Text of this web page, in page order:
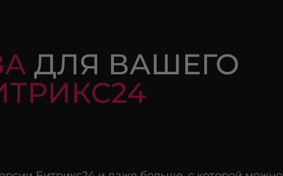
ДЛЯ ВАШЕГО